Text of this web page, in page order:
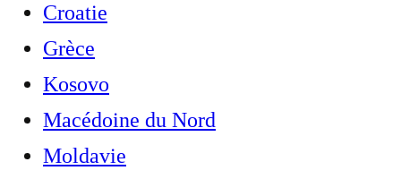
Croatie
Grèce
Kosovo
Macédoine du Nord
Moldavie